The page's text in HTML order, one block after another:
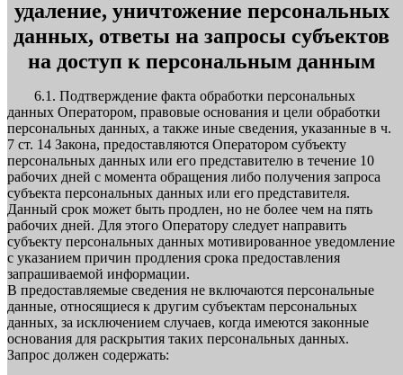
удаление, уничтожение персональных
данных, ответы на запросы субъектов
на доступ к персональным данным
6.1. Подтверждение факта обработки персональных
данных Оператором, правовые основания и цели обработки
персональных данных, а также иные сведения, указанные в ч.
7 ст. 14 Закона, предоставляются Оператором субъекту
персональных данных или его представителю в течение 10
рабочих дней с момента обращения либо получения запроса
субъекта персональных данных или его представителя.
Данный срок может быть продлен, но не более чем на пять
рабочих дней. Для этого Оператору следует направить
субъекту персональных данных мотивированное уведомление
с указанием причин продления срока предоставления
запрашиваемой информации.
В предоставляемые сведения не включаются персональные
данные, относящиеся к другим субъектам персональных
данных, за исключением случаев, когда имеются законные
основания для раскрытия таких персональных данных.
Запрос должен содержать: